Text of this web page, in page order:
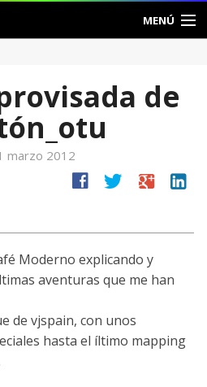
MENÚ
de
marzo 2012
facebook twitter google linkedin
Moderno explicando y
aventuras que me han
de vjspain, con unos
hasta el íltimo mapping